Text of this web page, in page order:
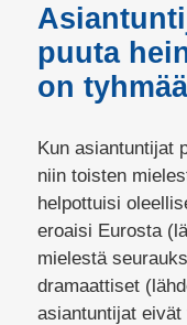
puuta
on
Kun asiantuntijat
niin toisten
helpottuisi
eroaisi Eurosta
mielestä
dramaattiset
asiantuntijat